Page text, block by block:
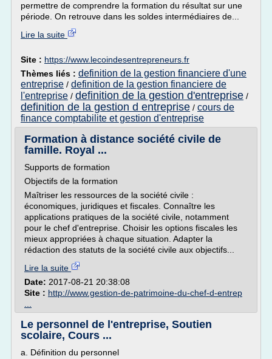
permettre de comprendre la formation du résultat sur une
période. On retrouve dans les soldes intermédiaires de...
Lire la suite
Site : https://www.lecoindesentrepreneurs.fr
Thèmes liés : definition de la gestion financiere d'une
entreprise / definition de la gestion financiere de
l'entreprise / definition de la gestion d'entreprise /
definition de la gestion d entreprise / cours de
finance comptabilite et gestion d'entreprise
Formation à distance société civile de
famille. Royal ...
Supports de formation
Objectifs de la formation
Maîtriser les ressources de la société civile :
économiques, juridiques et fiscales. Connaître les
applications pratiques de la société civile, notamment
pour le chef d'entreprise. Choisir les options fiscales les
mieux appropriées à chaque situation. Adapter la
rédaction des statuts de la société civile aux objectifs...
Lire la suite
Date: 2017-08-21 20:38:08
Site : http://www.gestion-de-patrimoine-du-chef-d-entrep
Le personnel de l'entreprise, Soutien
scolaire, Cours ...
a. Définition du personnel